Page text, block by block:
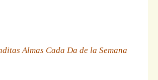
Almas Cada Da de la Semana